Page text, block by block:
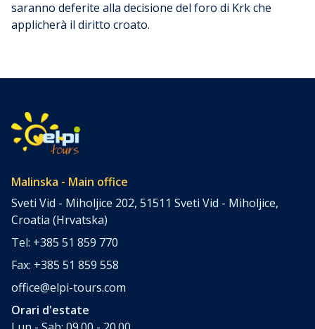
saranno deferite alla decisione del foro di Krk che
applicherà il diritto croato.
Malinska - Main office
Sveti Vid - Miholjice 202, 51511 Sveti Vid - Miholjice,
Croatia (Hrvatska)
Tel: +385 51 859 770
Fax: +385 51 859 558
office@elpi-tours.com
Orari d'estate